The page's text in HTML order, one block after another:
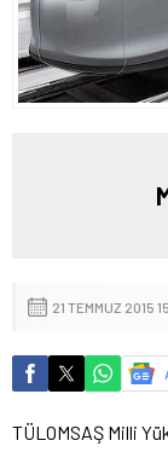
21 TEMMUZ 2015
TÜLOMSAŞ Milli